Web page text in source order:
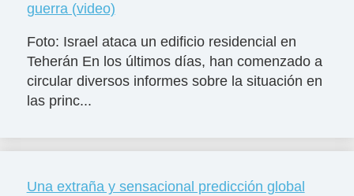
guerra (video)
Foto: Israel ataca un edificio residencial en
Teherán En los últimos días, han comenzado a
circular diversos informes sobre la situación en
las princ...
Una extraña y sensacional predicción global